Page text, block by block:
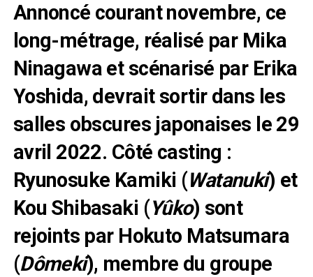
Annoncé courant novembre, ce
long-métrage, réalisé par Mika
Ninagawa et scénarisé par Erika
Yoshida, devrait sortir dans les
salles obscures japonaises le 29
avril 2022. Côté casting :
Ryunosuke Kamiki (Watanuki) et
Kou Shibasaki (Yûko) sont
rejoints par Hokuto Matsumara
(Dômeki), membre du groupe